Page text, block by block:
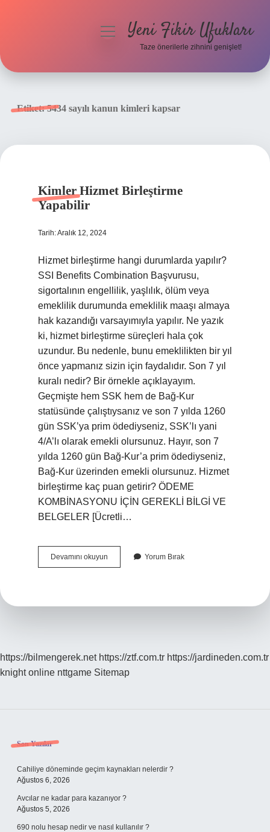
menüyüYeni Fikir Ufukları
Taze önerilerle zihnini genişlet!
Etiket:5434 sayılı kanun kimleri kapsar
Kimler Hizmet Birleştirme
Yapabilir
Tarih: Aralık 12, 2024
Hizmet birleştirme hangi durumlarda yapılır?
SSI Benefits Combination Başvurusu,
sigortalının engellilik, yaşlılık, ölüm veya
emeklilik durumunda emeklilik maaşı almaya
hak kazandığı varsayımıyla yapılır. Ne yazık
ki, hizmet birleştirme süreçleri hala çok
uzundur. Bu nedenle, bunu emeklilikten bir yıl
önce yapmanız sizin için faydalıdır. Son 7 yıl
kuralı nedir? Bir örnekle açıklayayım.
Geçmişte hem SSK hem de Bağ-Kur
statüsünde çalıştıysanız ve son 7 yılda 1260
gün SSK’ya prim ödediyseniz, SSK’lı yani
4/A’lı olarak emekli olursunuz. Hayır, son 7
yılda 1260 gün Bağ-Kur’a prim ödediyseniz,
Bağ-Kur üzerinden emekli olursunuz. Hizmet
birleştirme kaç puan getirir? ÖDEME
KOMBİNASYONU İÇİN GEREKLİ BİLGİ VE
BELGELER [Ücretli…
Devamını okuyun
Hizmet
Yorum Bırak
https://bilmengerek.net https://ztf.com.tr https://jardineden.com.tr
knight online nttgame Sitemap
Sidebar
Son Yazılar
Cahiliye döneminde geçim kaynakları nelerdir ?
Ağustos 6, 2026
Avcılar ne kadar para kazanıyor ?
Ağustos 5, 2026
690 nolu hesap nedir ve nasıl kullanılır ?